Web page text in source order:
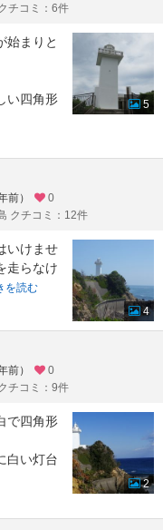
チコミ：6件
始まりと
い四角形
5
前）
0
クチコミ：12件
いけませ
走らなけ
を読む
4
前）
0
チコミ：9件
で四角形
白い灯台
2